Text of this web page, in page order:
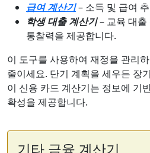
급여 계산기– 소득 및 급여
학생 대출 계산기– 교육 대출
통찰력을 제공합니다.
이 도구를 사용하여 재정을 관리
줄이세요. 단기 계획을 세우든 장
이 신용 카드 계산기는 정보에 기
확성을 제공합니다.
기타 금융 계산기